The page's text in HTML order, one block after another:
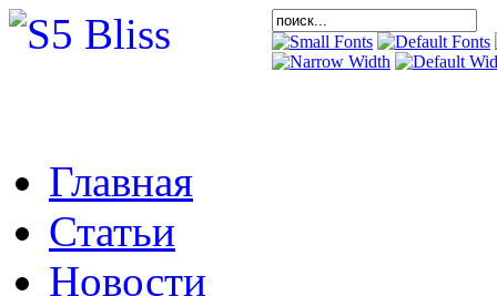
Главная
Статьи
Новости